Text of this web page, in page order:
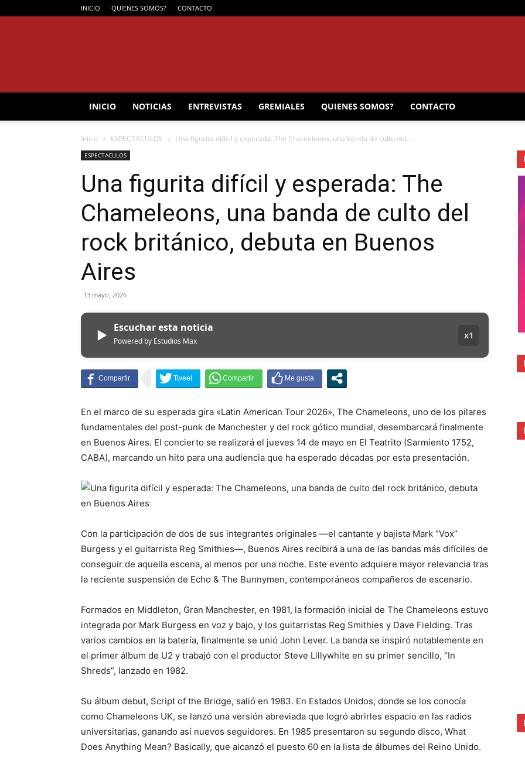
INICIO QUIENES SOMOS? CONTACTO
EL
INICIO NOTICIAS ENTREVISTAS GREMIALES QUIENES SOMOS? CONTACTO
Inicio ESPECTACULOS Una figurita difícil y esperada: The Chameleons, una banda de culto del...
ESPECTACULOS
Una figurita difícil y esperada: The
Chameleons, una banda de culto del
rock británico, debuta en Buenos
Aires
13 mayo, 2026
▶ Escuchar esta noticia
Powered by Estudios Max
x1
En el marco de su esperada gira «Latin American Tour 2026», The Chameleons, uno de los pilares
fundamentales del post-punk de Manchester y del rock gótico mundial, desembarcará finalmente
en Buenos Aires. El concierto se realizará el jueves 14 de mayo en El Teatrito (Sarmiento 1752,
CABA), marcando un hito para una audiencia que ha esperado décadas por esta presentación.
Con la participación de dos de sus integrantes originales —el cantante y bajista Mark “Vox”
Burgess y el guitarrista Reg Smithies—, Buenos Aires recibirá a una de las bandas más difíciles de
conseguir de aquella escena, al menos por una noche. Este evento adquiere mayor relevancia tras
la reciente suspensión de Echo & The Bunnymen, contemporáneos compañeros de escenario.
Formados en Middleton, Gran Manchester, en 1981, la formación inicial de The Chameleons estuvo
integrada por Mark Burgess en voz y bajo, y los guitarristas Reg Smithies y Dave Fielding. Tras
varios cambios en la batería, finalmente se unió John Lever. La banda se inspiró notablemente en
el primer álbum de U2 y trabajó con el productor Steve Lillywhite en su primer sencillo, “In
Shreds”, lanzado en 1982.
Su álbum debut, Script of the Bridge, salió en 1983. En Estados Unidos, donde se los conocía
como Chameleons UK, se lanzó una versión abreviada que logró abrirles espacio en las radios
universitarias, ganando así nuevos seguidores. En 1985 presentaron su segundo disco, What
Does Anything Mean? Basically, que alcanzó el puesto 60 en la lista de álbumes del Reino Unido.